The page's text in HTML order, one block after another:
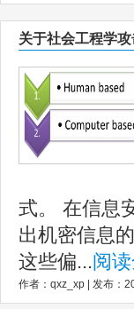
关于社会工程学攻
式。 在信息
出机密信息
这些偏...阅
作者：qxz_xp | 发布：